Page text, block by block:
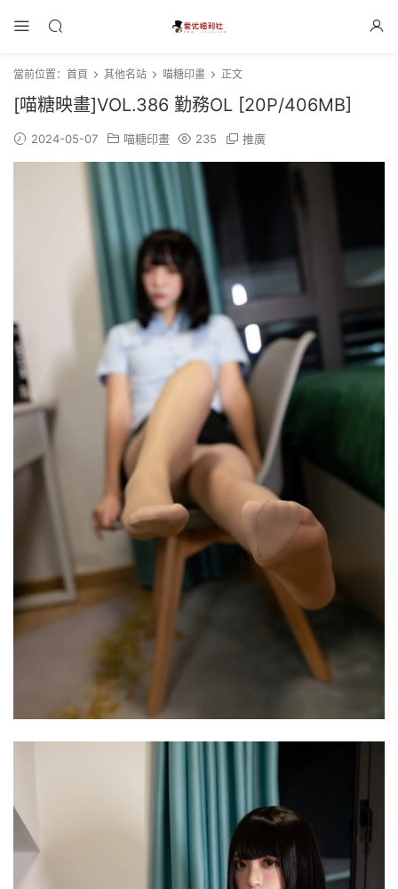
當前位置： 首頁 其他名站 喵糖印畫 正文
[喵糖映畫]VOL.386 勤務OL [20P/406MB]
2024-05-07 喵糖印畫 235 推廣